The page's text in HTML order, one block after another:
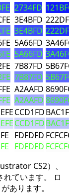
2734FD
3E4BFD
3E4BFD
5A66FD
5A66FD
7B87FD
7B87FD
A2AAFD
A2AAFD
CCD1FD
CCD1FD
FDFDFD
FDFDFD
CS2）、
れています。 ロ
あります。